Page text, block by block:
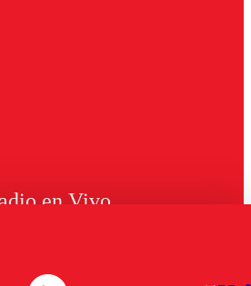
en Vivo